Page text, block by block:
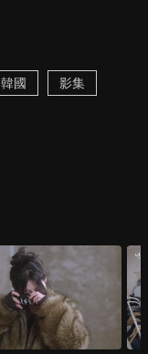
韓國 影集